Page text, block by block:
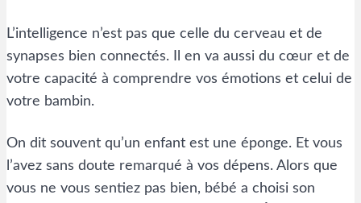
L’intelligence n’est pas que celle du cerveau et de
synapses bien connectés. Il en va aussi du cœur et de
votre capacité à comprendre vos émotions et celui de
votre bambin.
On dit souvent qu’un enfant est une éponge. Et vous
l’avez sans doute remarqué à vos dépens. Alors que
vous ne vous sentiez pas bien, bébé a choisi son